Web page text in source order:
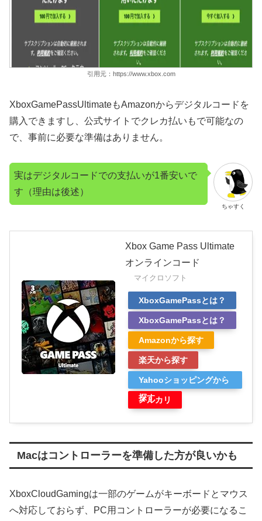
引用元：https://www.xbox.com
XboxGamePassUltimateもAmazonからデジタルコードを
購入できますし、公式サイトでクレカ払いもで可能なの
で、事前に必要な準備はありません。
ちゃすく
実はデジタルコードでの支払いが1番安いで
す（理由は後述）
Xbox Game Pass Ultimate
オンラインコード
マイクロソフト
XboxGamePassとは？
XboxGamePassとは？
Amazonから探す
楽天から探す
Yahooショッピングから
探す
メルカリ
Macはコントローラーを準備した方が良いかも
XboxCloudGamingは一部のゲームがキーボードとマウス
へ対応しておらず、PC用コントローラーが必要になるこ